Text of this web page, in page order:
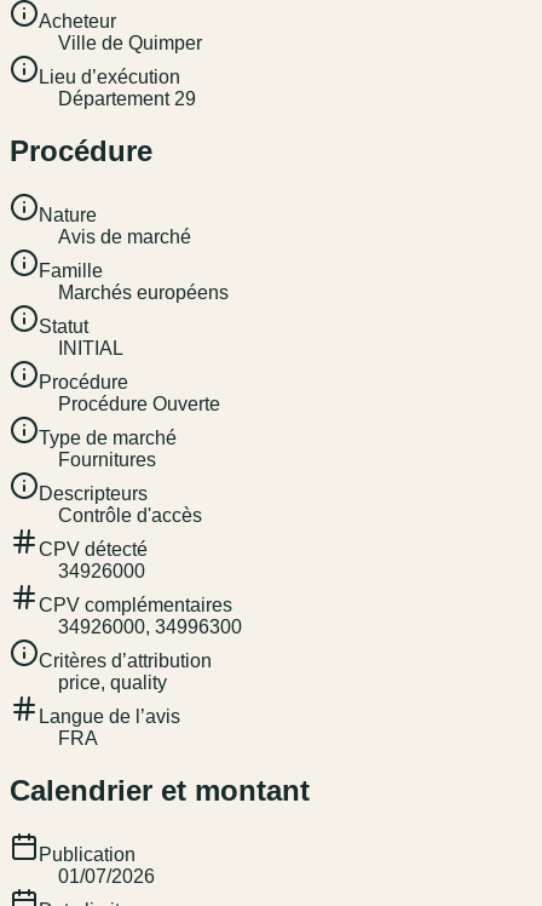
Acheteur
Ville de Quimper
Lieu d’exécution
Département 29
Procédure
Nature
Avis de marché
Famille
Marchés européens
Statut
INITIAL
Procédure
Procédure Ouverte
Type de marché
Fournitures
Descripteurs
Contrôle d'accès
CPV détecté
34926000
CPV complémentaires
34926000, 34996300
Critères d’attribution
price, quality
Langue de l’avis
FRA
Calendrier et montant
Publication
01/07/2026